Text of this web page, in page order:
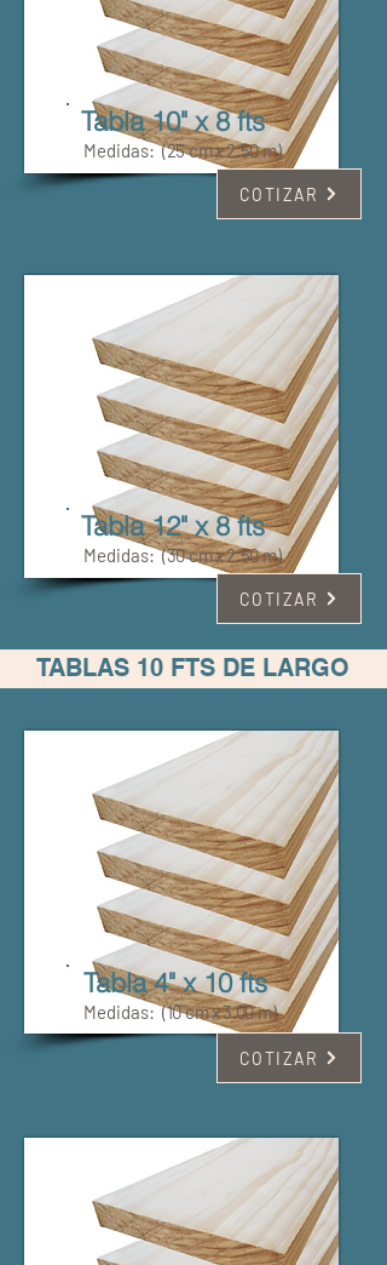
Tabla 10" x 8 fts
Medidas:(25 cm x 2.50 m)
COTIZAR
Tabla 12" x 8 fts
Medidas:(30 cm x 2.50 m)
COTIZAR
TABLAS 10 FTS DE LARGO
Tabla 4" x 10 fts
Medidas:(10 cm x 3.00 m)
COTIZAR